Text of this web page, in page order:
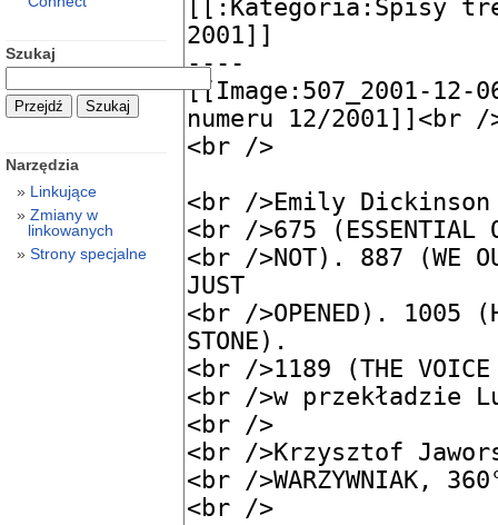
Szukaj
Narzędzia
Linkujące
Zmiany w
linkowanych
Strony specjalne